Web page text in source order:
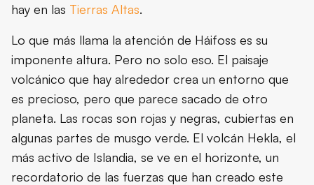
hay en las Tierras Altas.
Lo que más llama la atención de Háifoss es su
imponente altura. Pero no solo eso. El paisaje
volcánico que hay alrededor crea un entorno que
es precioso, pero que parece sacado de otro
planeta. Las rocas son rojas y negras, cubiertas en
algunas partes de musgo verde. El volcán Hekla, el
más activo de Islandia, se ve en el horizonte, un
recordatorio de las fuerzas que han creado este